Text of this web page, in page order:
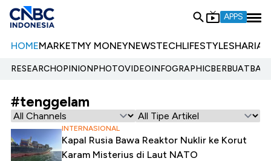
APPS
HOMEMARKETMY MONEYNEWSTECHLIFESTYLESHARIA
RESEARCHOPINIONPHOTOVIDEOINFOGRAPHIC
#tenggelam
INTERNASIONAL
Kapal Rusia Bawa Reaktor Nuklir ke Korut
Karam Misterius di Laut NATO